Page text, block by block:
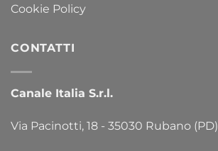
Cookie Policy
CONTATTI
Canale Italia S.r.l.
Via Pacinotti, 18 - 35030 Rubano (PD)